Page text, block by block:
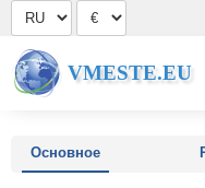
VMESTE.EU
Основное